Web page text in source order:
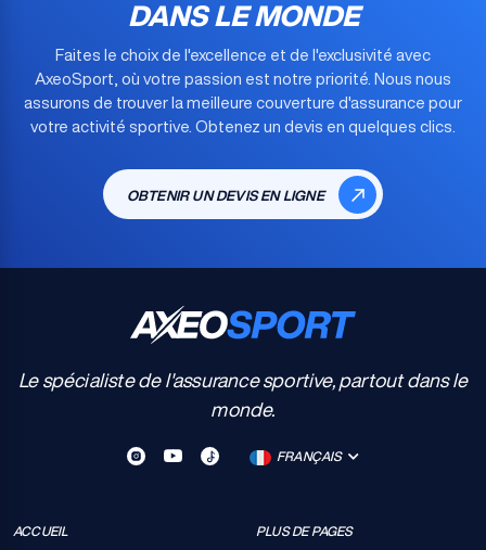
DANS LE MONDE
Faites le choix de l'excellence et de l'exclusivité avec
AxeoSport, où votre passion est notre priorité. Nous nous
assurons de trouver la meilleure couverture d'assurance pour
votre activité sportive. Obtenez un devis en quelques clics.
OBTENIR UN DEVIS EN LIGNE
Le spécialiste de l'assurance sportive, partout dans le
monde.
FRANÇAIS
ACCUEIL PLUS DE PAGES